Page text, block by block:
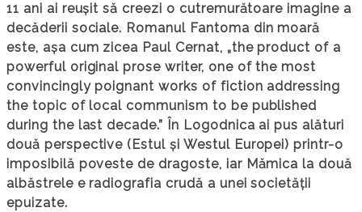
11 ani ai reușit să creezi o cutremurătoare imagine a
decăderii sociale. Romanul Fantoma din moară
este, așa cum zicea Paul Cernat, „the product of a
powerful original prose writer, one of the most
convincingly poignant works of fiction addressing
the topic of local communism to be published
during the last decade.” În Logodnica ai pus alături
două perspective (Estul și Westul Europei) printr-o
imposibilă poveste de dragoste, iar Mămica la două
albăstrele e radiografia crudă a unei societății
epuizate.